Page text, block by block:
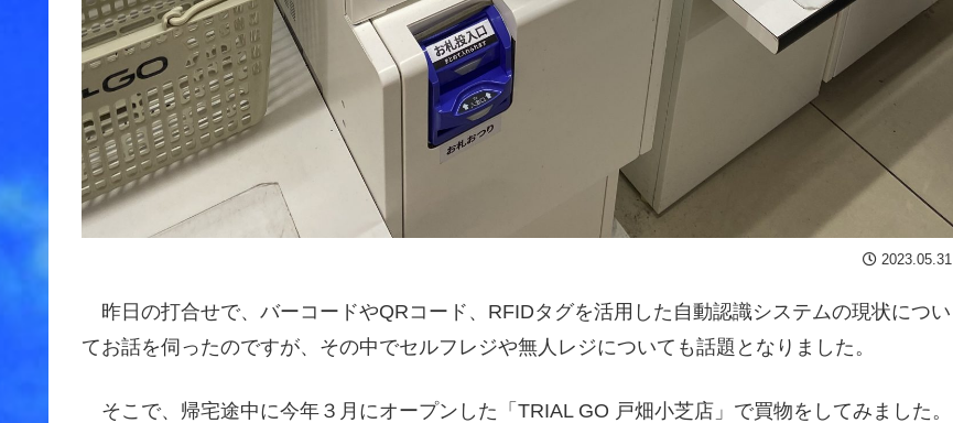
2023.05.31
昨日の打合せで、バーコードやQRコード、RFIDタグを活用した自動認識システムの現状につい
てお話を伺ったのですが、その中でセルフレジや無人レジについても話題となりました。
そこで、帰宅途中に今年３月にオープンした「TRIAL GO 戸畑小芝店」で買物をしてみました。